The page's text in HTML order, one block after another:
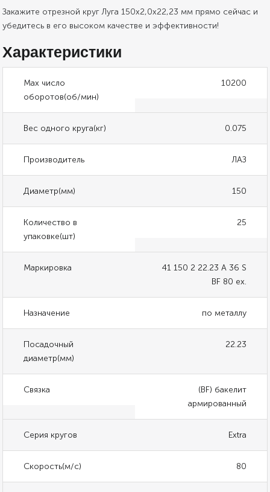
Закажите отрезной круг Луга 150х2,0х22,23 мм прямо сейчас и
убедитесь в его высоком качестве и эффективности!
Характеристики
Max число
оборотов(об/мин)
10200
Вес одного круга(кг) 0.075
Производитель ЛАЗ
Диаметр(мм) 150
Количество в
упаковке(шт)
25
Маркировка
41 150 2 22.23 A 36 S
BF 80 ex.
Назначение по металлу
Посадочный
диаметр(мм)
22.23
Связка
(BF) бакелит
армированный
Серия кругов Extra
Скорость(м/с) 80